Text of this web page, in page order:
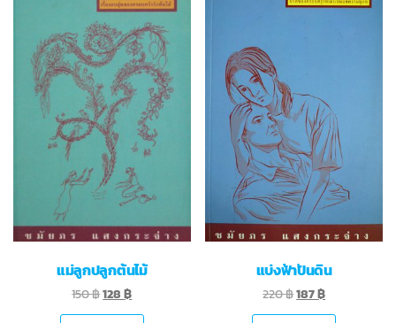
แม่ลูกปลูกต้นไม้
150฿128฿
แบ่งฟ้าปันดิน
220฿187฿